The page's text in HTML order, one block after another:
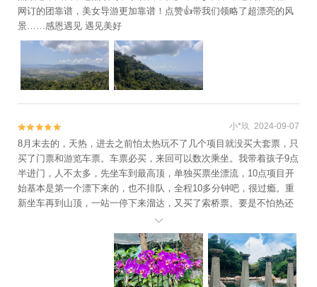
网订的团靠谱，美女导游更加靠谱！点赞👍带我们领略了超漂亮的风
景……感恩遇见 遇见美好

 小*玖 2024-09-07
8月末去的，天热，进去之前怕太热玩不了几个项目就没买大套票，只
买了门票和游览车票。车票必买，来回可以数次乘坐。我带着孩子9点
半进门，人不太多，先坐车到最高顶，单独买票坐漂流，10点项目开
始基本是第一个漂下来的，也不排队，全程10多分钟吧，很过瘾。重
新坐车再到山顶，一站一停下来溜达，又买了索桥票。要是不怕热还
是买大套票合适，1点半基本就都逛完了。不错
